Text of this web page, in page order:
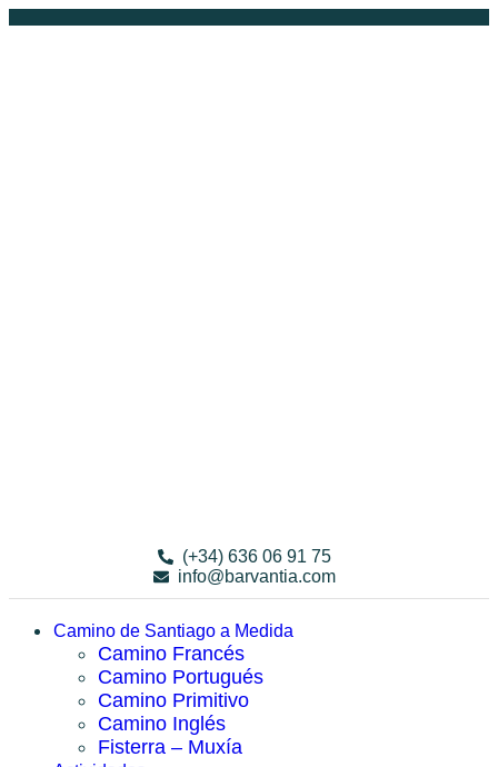
(+34) 636 06 91 75
info@barvantia.com
Camino de Santiago a Medida
Camino Francés
Camino Portugués
Camino Primitivo
Camino Inglés
Fisterra – Muxía